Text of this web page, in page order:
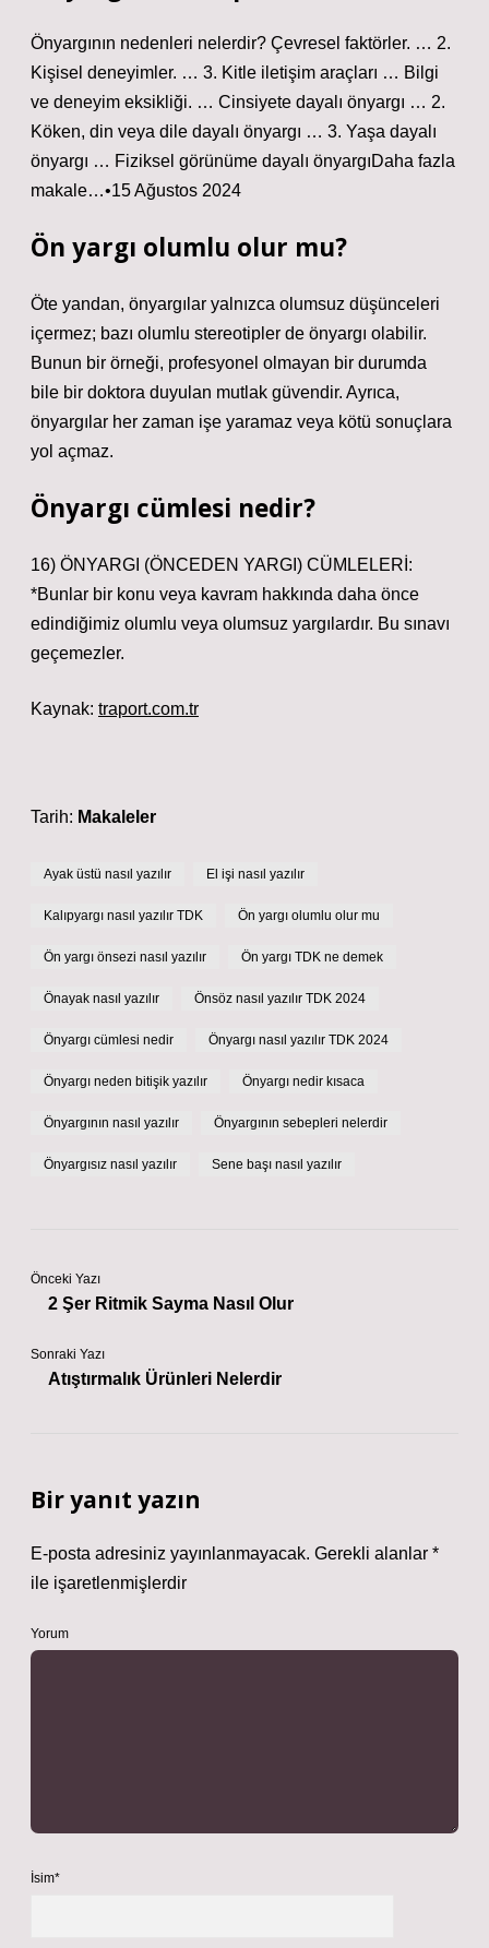
Önyargının nedenleri nelerdir? Çevresel faktörler. … 2.
Kişisel deneyimler. … 3. Kitle iletişim araçları … Bilgi
ve deneyim eksikliği. … Cinsiyete dayalı önyargı … 2.
Köken, din veya dile dayalı önyargı … 3. Yaşa dayalı
önyargı … Fiziksel görünüme dayalı önyargıDaha fazla
makale…•15 Ağustos 2024
Ön yargı olumlu olur mu?
Öte yandan, önyargılar yalnızca olumsuz düşünceleri
içermez; bazı olumlu stereotipler de önyargı olabilir.
Bunun bir örneği, profesyonel olmayan bir durumda
bile bir doktora duyulan mutlak güvendir. Ayrıca,
önyargılar her zaman işe yaramaz veya kötü sonuçlara
yol açmaz.
Önyargı cümlesi nedir?
16) ÖNYARGI (ÖNCEDEN YARGI) CÜMLELERİ:
*Bunlar bir konu veya kavram hakkında daha önce
edindiğimiz olumlu veya olumsuz yargılardır. Bu sınavı
geçemezler.
Kaynak: traport.com.tr
Tarih: Makaleler
Ayak üstü nasıl yazılır El işi nasıl yazılır
Kalıpyargı nasıl yazılır TDK Ön yargı olumlu olur mu
Ön yargı önsezi nasıl yazılır Ön yargı TDK ne demek
Önayak nasıl yazılır Önsöz nasıl yazılır TDK 2024
Önyargı cümlesi nedir Önyargı nasıl yazılır TDK 2024
Önyargı neden bitişik yazılır Önyargı nedir kısaca
Önyargının nasıl yazılır Önyargının sebepleri nelerdir
Önyargısız nasıl yazılır Sene başı nasıl yazılır
Önceki Yazı
2 Şer Ritmik Sayma Nasıl Olur
Sonraki Yazı
Atıştırmalık Ürünleri Nelerdir
Bir yanıt yazın
E-posta adresiniz yayınlanmayacak. Gerekli alanlar *
ile işaretlenmişlerdir
Yorum
İsim*